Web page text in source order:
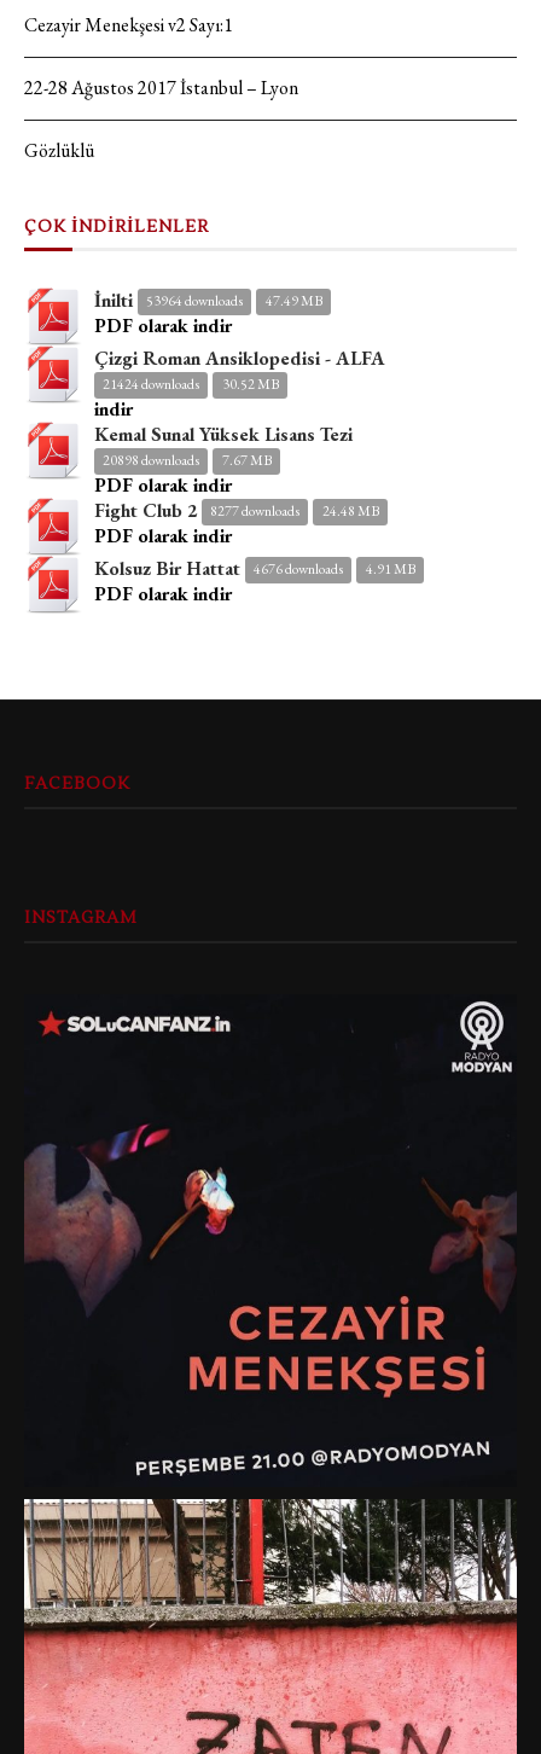
Cezayir Menekşesi v2 Sayı:1
22-28 Ağustos 2017 İstanbul – Lyon
Gözlüklü
ÇOK İNDİRİLENLER
İnilti 53964 downloads 47.49 MB
PDF olarak indir
Çizgi Roman Ansiklopedisi - ALFA
21424 downloads 30.52 MB
indir
Kemal Sunal Yüksek Lisans Tezi
20898 downloads 7.67 MB
PDF olarak indir
Fight Club 2
8277 downloads 24.48 MB
PDF olarak indir
Kolsuz Bir Hattat
4676 downloads 4.91 MB
PDF olarak indir
FACEBOOK
INSTAGRAM